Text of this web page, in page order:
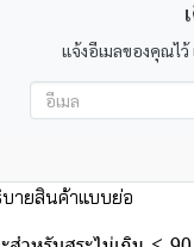
แจ้งอีเมลของคุณไ
ายสินค้าแบบย่อ